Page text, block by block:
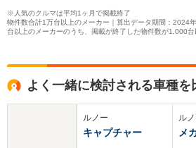
※人気のクルマは平均1ヶ月で掲載終了
物件数合計1万台以上のメーカー｜算出データ期間：2024
台以上のメーカーのうち、掲載が終了した物件数が1,000台
よく一緒に検討される車種を
ルノー
キャプチャー
ル
メ